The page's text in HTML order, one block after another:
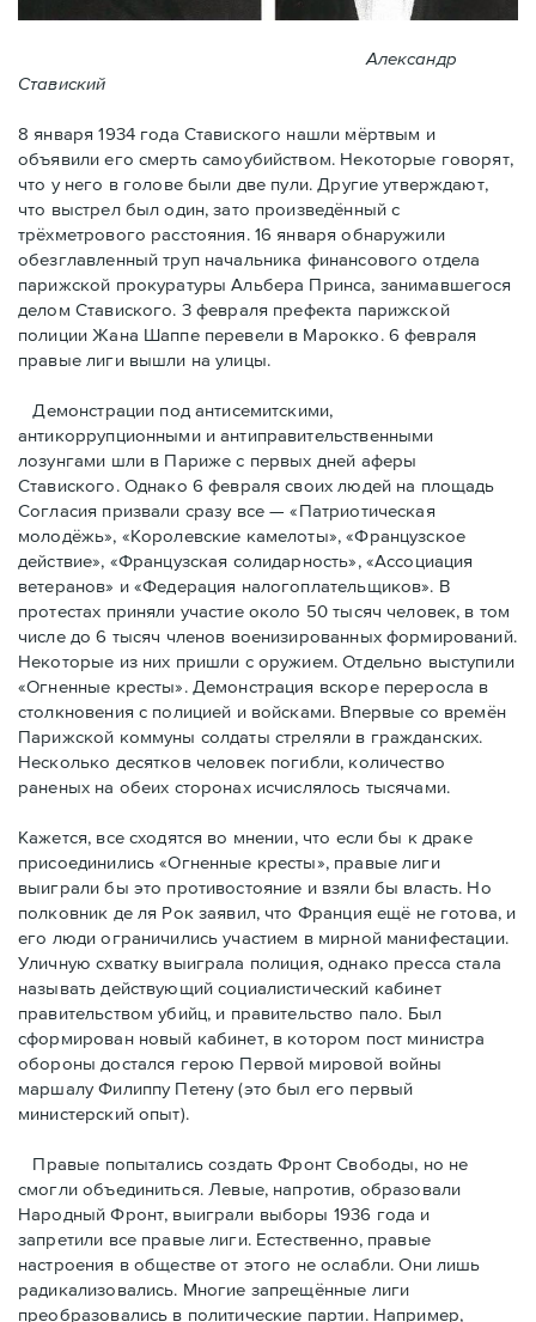
Александр
Ставиский
8 января 1934 года Ставиского нашли мёртвым и
объявили его смерть самоубийством. Некоторые говорят,
что у него в голове были две пули. Другие утверждают,
что выстрел был один, зато произведённый с
трёхметровoго расстояния. 16 января обнаружили
обезглавленный труп начальника финансового отдела
парижской прокуратуры Альбера Принса, занимавшегося
делом Cтавиского. 3 февраля префекта парижской
полиции Жана Шаппе перевели в Марокко. 6 февраля
правые лиги вышли на улицы.
Демонстрации под антисемитскими,
антикоррупционными и антиправительственными
лозунгами шли в Париже с первых дней аферы
Ставиского. Однако 6 февраля своих людей на площадь
Согласия призвали сразу все — «Патриотическая
молодёжь», «Королевские камелоты», «Французское
действие», «Французская солидарность», «Ассоциация
ветеранов» и «Федерация налогоплательщиков». В
протестах приняли участие около 50 тысяч человек, в том
числе до 6 тысяч членов военизированных формирований.
Некоторые из них пришли с оружием. Отдельно выступили
«Огненные кресты». Демонстрация вскоре переросла в
столкновения с полицией и войсками. Впервые со времён
Парижской коммуны солдаты стреляли в гражданских.
Несколько десятков человек погибли, количество
раненых на обеих сторонах исчислялось тысячами.
Кажется, все сходятся во мнении, что если бы к драке
присоединились «Огненные кресты», правые лиги
выиграли бы это противостояние и взяли бы власть. Но
полковник де ля Рок заявил, что Франция ещё не готова, и
его люди ограничились участием в мирной манифестации.
Уличную схватку выиграла полиция, однако пресса стала
называть действующий социалистический кабинет
правительством убийц, и правительство пало. Был
сформирован новый кабинет, в котором пост министра
обороны достался герою Первой мировой войны
маршалу Филиппу Петену (это был его первый
министерский опыт).
Правые пoпытались создать Фронт Свободы, но не
смогли объединиться. Левые, напротив, образовали
Народный Фронт, выиграли выборы 1936 года и
запретили все правые лиги. Естественно, правые
настроения в обществе от этого не ослабли. Они лишь
радикализовались. Многие запрещённые лиги
преобразовались в политические партии. Например,